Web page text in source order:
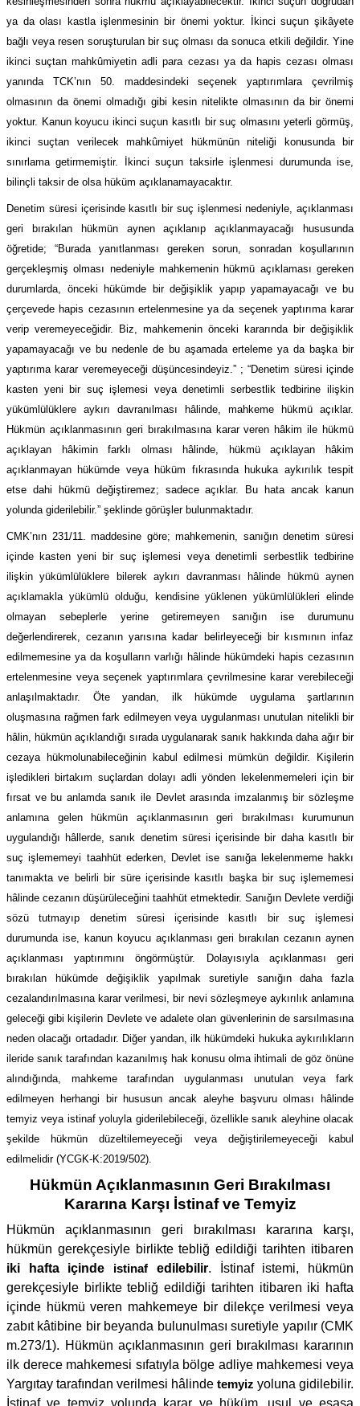
ya da olası kastla işlenmesinin bir önemi yoktur. İkinci suçun şikâyete
bağlı veya resen soruşturulan bir suç olması da sonuca etkili değildir. Yine
ikinci suçtan mahkûmiyetin adli para cezası ya da hapis cezası olması
yanında TCK’nın 50. maddesindeki seçenek yaptırımlara çevrilmiş
olmasının da önemi olmadığı gibi kesin nitelikte olmasının da bir önemi
yoktur. Kanun koyucu ikinci suçun kasıtlı bir suç olmasını yeterli görmüş,
ikinci suçtan verilecek mahkûmiyet hükmünün niteliği konusunda bir
sınırlama getirmemiştir. İkinci suçun taksirle işlenmesi durumunda ise,
bilinçli taksir de olsa hüküm açıklanamayacaktır.
Denetim süresi içerisinde kasıtlı bir suç işlenmesi nedeniyle, açıklanması
geri bırakılan hükmün aynen açıklanıp açıklanmayacağı hususunda
öğretide; “Burada yanıtlanması gereken sorun, sonradan koşullarının
gerçekleşmiş olması nedeniyle mahkemenin hükmü açıklaması gereken
durumlarda, önceki hükümde bir değişiklik yapıp yapamayacağı ve bu
çerçevede hapis cezasının ertelenmesine ya da seçenek yaptırıma karar
verip veremeyeceğidir. Biz, mahkemenin önceki kararında bir değişiklik
yapamayacağı ve bu nedenle de bu aşamada erteleme ya da başka bir
yaptırıma karar veremeyeceği düşüncesindeyiz.” ; “Denetim süresi içinde
kasten yeni bir suç işlemesi veya denetimli serbestlik tedbirine ilişkin
yükümlülüklere aykırı davranılması hâlinde, mahkeme hükmü açıklar.
Hükmün açıklanmasının geri bırakılmasına karar veren hâkim ile hükmü
açıklayan hâkimin farklı olması hâlinde, hükmü açıklayan hâkim
açıklanmayan hükümde veya hüküm fıkrasında hukuka aykırılık tespit
etse dahi hükmü değiştiremez; sadece açıklar. Bu hata ancak kanun
yolunda giderilebilir.” şeklinde görüşler bulunmaktadır.
CMK’nın 231/11. maddesine göre; mahkemenin, sanığın denetim süresi
içinde kasten yeni bir suç işlemesi veya denetimli serbestlik tedbirine
ilişkin yükümlülüklere bilerek aykırı davranması hâlinde hükmü aynen
açıklamakla yükümlü olduğu, kendisine yüklenen yükümlülükleri elinde
olmayan sebeplerle yerine getiremeyen sanığın ise durumunu
değerlendirerek, cezanın yarısına kadar belirleyeceği bir kısmının infaz
edilmemesine ya da koşulların varlığı hâlinde hükümdeki hapis cezasının
ertelenmesine veya seçenek yaptırımlara çevrilmesine karar verebileceği
anlaşılmaktadır. Öte yandan, ilk hükümde uygulama şartlarının
oluşmasına rağmen fark edilmeyen veya uygulanması unutulan nitelikli bir
hâlin, hükmün açıklandığı sırada uygulanarak sanık hakkında daha ağır bir
cezaya hükmolunabileceğinin kabul edilmesi mümkün değildir. Kişilerin
işledikleri birtakım suçlardan dolayı adli yönden lekelenmemeleri için bir
fırsat ve bu anlamda sanık ile Devlet arasında imzalanmış bir sözleşme
anlamına gelen hükmün açıklanmasının geri bırakılması kurumunun
uygulandığı hâllerde, sanık denetim süresi içerisinde bir daha kasıtlı bir
suç işlememeyi taahhüt ederken, Devlet ise sanığa lekelenmeme hakkı
tanımakta ve belirli bir süre içerisinde kasıtlı başka bir suç işlememesi
hâlinde cezanın düşürüleceğini taahhüt etmektedir. Sanığın Devlete verdiği
sözü tutmayıp denetim süresi içerisinde kasıtlı bir suç işlemesi
durumunda ise, kanun koyucu açıklanması geri bırakılan cezanın aynen
açıklanması yaptırımını öngörmüştür. Dolayısıyla açıklanması geri
bırakılan hükümde değişiklik yapılmak suretiyle sanığın daha fazla
cezalandırılmasına karar verilmesi, bir nevi sözleşmeye aykırılık anlamına
geleceği gibi kişilerin Devlete ve adalete olan güvenlerinin de sarsılmasına
neden olacağı ortadadır. Diğer yandan, ilk hükümdeki hukuka aykırılıkların
ileride sanık tarafından kazanılmış hak konusu olma ihtimali de göz önüne
alındığında, mahkeme tarafından uygulanması unutulan veya fark
edilmeyen herhangi bir hususun ancak aleyhe başvuru olması hâlinde
temyiz veya istinaf yoluyla giderilebileceği, özellikle sanık aleyhine olacak
şekilde hükmün düzeltilemeyeceği veya değiştirilemeyeceği kabul
edilmelidir (YCGK-K:2019/502).
Hükmün Açıklanmasının Geri Bırakılması
Kararına Karşı İstinaf ve Temyiz
Hükmün açıklanmasının geri bırakılması kararına karşı,
hükmün gerekçesiyle birlikte tebliğ edildiği tarihten itibaren
iki hafta içinde istinaf edilebilir. İstinaf istemi, hükmün
gerekçesiyle birlikte tebliğ edildiği tarihten itibaren iki hafta
içinde hükmü veren mahkemeye bir dilekçe verilmesi veya
zabıt kâtibine bir beyanda bulunulması suretiyle yapılır (CMK
m.273/1). Hükmün açıklanmasının geri bırakılması kararının
ilk derece mahkemesi sıfatıyla bölge adliye mahkemesi veya
Yargıtay tarafından verilmesi hâlinde temyiz yoluna gidilebilir.